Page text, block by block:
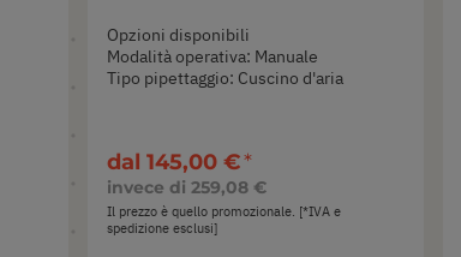
Opzioni disponibili
Modalità operativa: Manuale
Tipo pipettaggio: Cuscino d'aria
dal 145,00 €
invece di 259,08 €
Il prezzo è quello promozionale. [*IVA e
spedizione esclusi]